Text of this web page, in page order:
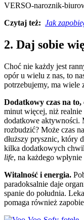
VERSO-naroznik-
Czytaj też: Jak
2. Daj sobie
Choć nie każdy jest
opór u wielu z nas, to
potrzebujemy, ma wiele
Dodatkowy czas na to,
minut więcej, niż realnie
dodatkowe aktywności.
rozbudzić? Może czas
dłuższy prysznic, który
kilka dodatkowych
life, na każdego
Witalność i energia.
paradoksalnie daje
spanie do południa.
pomaga również